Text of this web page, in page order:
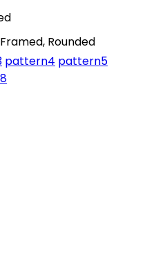
Rounded
pattern4 pattern5